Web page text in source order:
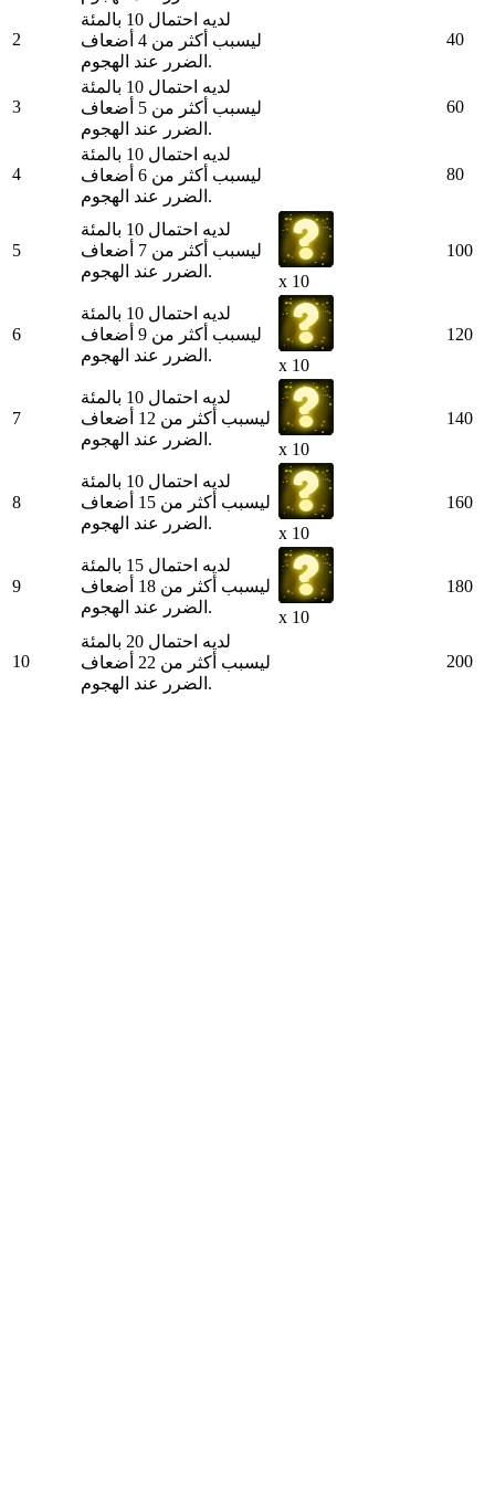
2
لديه احتمال 10 بالمئة
ليسبب أكثر من 4 أضعاف
الضرر عند الهجوم.
40
3
لديه احتمال 10 بالمئة
ليسبب أكثر من 5 أضعاف
الضرر عند الهجوم.
60
4
لديه احتمال 10 بالمئة
ليسبب أكثر من 6 أضعاف
الضرر عند الهجوم.
80
5
لديه احتمال 10 بالمئة
ليسبب أكثر من 7 أضعاف
الضرر عند الهجوم.
x 10
100
6
لديه احتمال 10 بالمئة
ليسبب أكثر من 9 أضعاف
الضرر عند الهجوم.
x 10
120
7
لديه احتمال 10 بالمئة
ليسبب أكثر من 12 أضعاف
الضرر عند الهجوم.
x 10
140
8
لديه احتمال 10 بالمئة
ليسبب أكثر من 15 أضعاف
الضرر عند الهجوم.
x 10
160
9
لديه احتمال 15 بالمئة
ليسبب أكثر من 18 أضعاف
الضرر عند الهجوم.
x 10
180
10
لديه احتمال 20 بالمئة
ليسبب أكثر من 22 أضعاف
الضرر عند الهجوم.
200